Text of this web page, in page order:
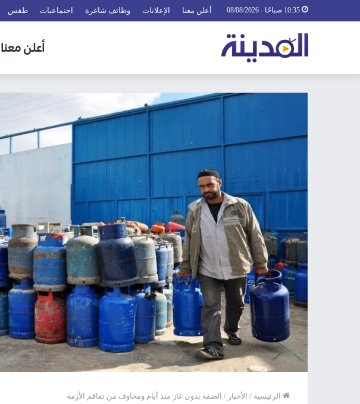
أعلن معنا الإعلانات وظائف شاغرة اجتماعيات طقس
أعلن معنا
الرئيسية / الأخبار / الضفة بدون غاز منذ أيام ومخاوف من تفاقم الأزمة